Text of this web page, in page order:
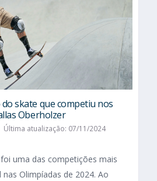
skate que competiu nos
Oberholzer
Última atualização: 07/11/2024
uma das competições mais
Olimpíadas de 2024. Ao